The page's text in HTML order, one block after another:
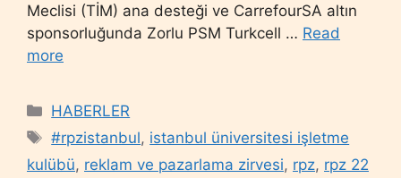
Meclisi (TİM) ana desteği ve CarrefourSA altın
sponsorluğunda Zorlu PSM Turkcell … Read
more
Categories
HABERLER
Tags
#rpzistanbul, istanbul üniversitesi işletme
kulübü, reklam ve pazarlama zirvesi, rpz, rpz 22